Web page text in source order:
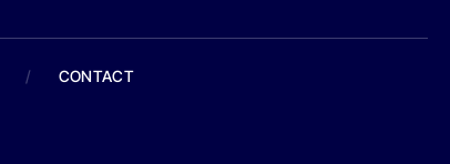
/ CONTACT